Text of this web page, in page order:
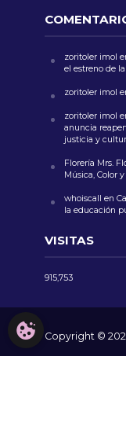
zoritoler imol
el estreno de
zoritoler imol
zoritoler imol
anuncia
justicia y
Florería Mrs.
Música, Color
whoiscall en
la educación
VISITAS
915,753
Copyright ©